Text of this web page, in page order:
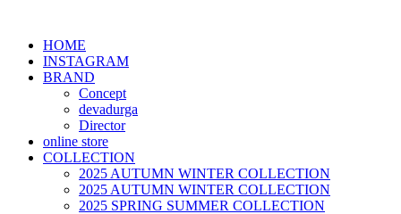
HOME
INSTAGRAM
BRAND
Concept
devadurga
Director
online store
COLLECTION
2025 AUTUMN WINTER COLLECTION
2025 AUTUMN WINTER COLLECTION
2025 SPRING SUMMER COLLECTION